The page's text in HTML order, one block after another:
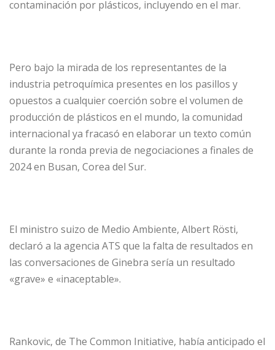
contaminación por plásticos, incluyendo en el mar.
Pero bajo la mirada de los representantes de la
industria petroquímica presentes en los pasillos y
opuestos a cualquier coerción sobre el volumen de
producción de plásticos en el mundo, la comunidad
internacional ya fracasó en elaborar un texto común
durante la ronda previa de negociaciones a finales de
2024 en Busan, Corea del Sur.
El ministro suizo de Medio Ambiente, Albert Rösti,
declaró a la agencia ATS que la falta de resultados en
las conversaciones de Ginebra sería un resultado
«grave» e «inaceptable».
Rankovic, de The Common Initiative, había anticipado el